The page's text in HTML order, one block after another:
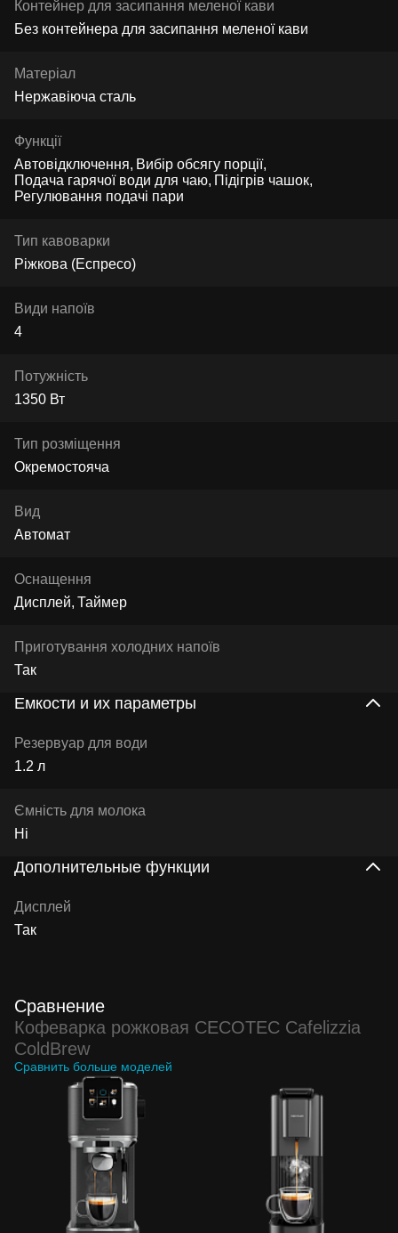
Контейнер для засипання меленої кави
Без контейнера для засипання меленої кави
Матеріал
Нержавіюча сталь
Функції
Автовідключення Вибір обсягу порції
Подача гарячої води для чаю Підігрів чашок
Регулювання подачі пари
Тип кавоварки
Ріжкова (Еспресо)
Види напоїв
4
Потужність
1350 Вт
Тип розміщення
Окремостояча
Вид
Автомат
Оснащення
Дисплей Таймер
Приготування холодних напоїв
Так
Емкости и их параметры
Резервуар для води
1.2 л
Ємність для молока
Ні
Дополнительные функции
Дисплей
Так
Сравнение
Кофеварка рожковая CECOTEC Cafelizzia
ColdBrew
Сравнить больше моделей